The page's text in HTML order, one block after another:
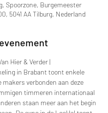
Spoorzone, Burgemeester
5041 AA Tilburg, Nederland
Hier & Verder |
in Brabant toont enkele
makers verbonden aan deze
timmeren internationaal
staan meer aan het begin